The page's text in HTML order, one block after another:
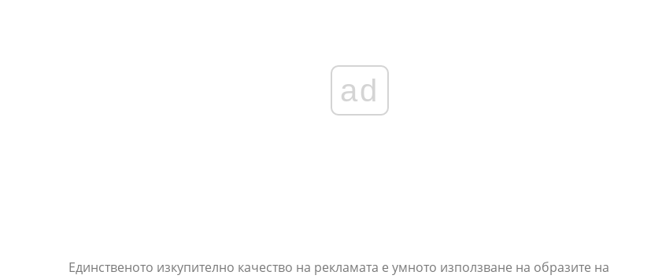
ad
Единственото изкупително качество на рекламата е умното използване на образите на